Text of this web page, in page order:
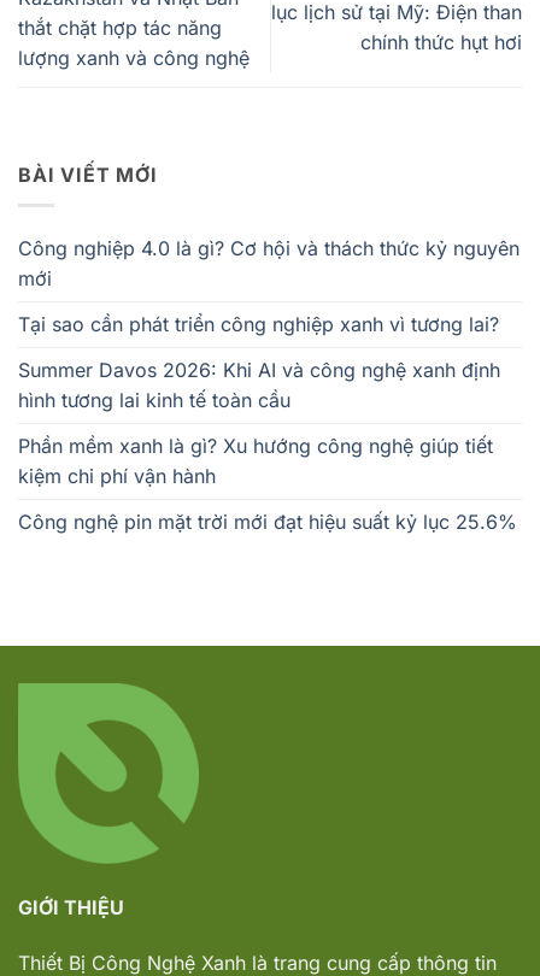
thắt chặt hợp tác năng
lượng xanh và công nghệ
lục lịch sử tại Mỹ: Điện than
chính thức hụt hơi
BÀI VIẾT MỚI
Công nghiệp 4.0 là gì? Cơ hội và thách thức kỷ nguyên
mới
Tại sao cần phát triển công nghiệp xanh vì tương lai?
Summer Davos 2026: Khi AI và công nghệ xanh định
hình tương lai kinh tế toàn cầu
Phần mềm xanh là gì? Xu hướng công nghệ giúp tiết
kiệm chi phí vận hành
Công nghệ pin mặt trời mới đạt hiệu suất kỷ lục 25.6%
GIỚI THIỆU
Thiết Bị Công Nghệ Xanh là trang cung cấp thông tin